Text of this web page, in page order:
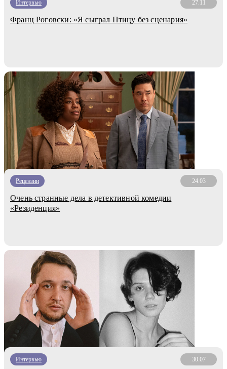
Интервью 27.11
Франц Роговски: «Я сыграл Птицу без сценария»
Рецензии 24.03
Очень странные дела в детективной комедии
«Резиденция»
Интервью 30.07